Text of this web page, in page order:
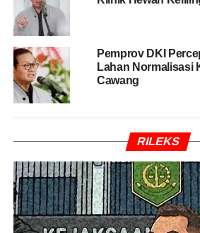
Sebelumnya, Menteri Perencanaan
Nasional/Kepala Bappenas
menyebut tiga alternatif
pemindahan ibu kota.
Pertama, distrik khusus di kawasan
Jakarta.Kedua
Bodetabek.Ketiga, dipindahkan ke
“Kalau masih berpikir tiga alternatif
satu dan dua sudah tidak,” tegas
Jakarta itu. [cnn]
Pemprov DKI
Lahan Normalisasi
Cawang
RILEKS